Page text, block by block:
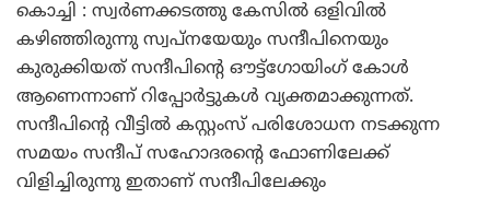
കൊച്ചി : സ്വർണക്കടത്തു കേസിൽ ഒളിവിൽ
കഴിഞ്ഞിരുന്നു സ്വപ്നയേയും സന്ദീപിനെയും
കുരുക്കിയത് സന്ദീപിന്റെ ഔട്ട്ഗോയിംഗ് കോൾ
ആണെന്നാണ് റിപ്പോർട്ടുകൾ വ്യക്തമാക്കുന്നത്.
സന്ദീപിന്റെ വീട്ടിൽ കസ്റ്റംസ് പരിശോധന നടക്കുന്ന
സമയം സന്ദീപ് സഹോദരന്റെ ഫോണിലേക്ക്
വിളിച്ചിരുന്നു ഇതാണ് സന്ദീപിലേക്കും